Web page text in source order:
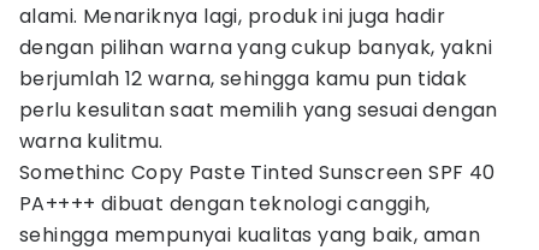
alami. Menariknya lagi, produk ini juga hadir
dengan pilihan warna yang cukup banyak, yakni
berjumlah 12 warna, sehingga kamu pun tidak
perlu kesulitan saat memilih yang sesuai dengan
warna kulitmu.
Somethinc Copy Paste Tinted Sunscreen SPF 40
PA++++ dibuat dengan teknologi canggih,
sehingga mempunyai kualitas yang baik, aman